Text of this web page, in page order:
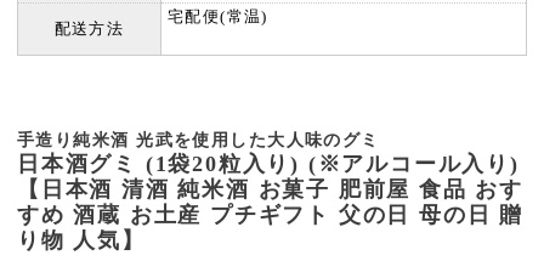
配送方法
宅配便(常温)
手造り純米酒 光武を使用した大人味のグミ
日本酒グミ (1袋20粒入り) (※アルコール入り)
【日本酒 清酒 純米酒 お菓子 肥前屋 食品 おす
すめ 酒蔵 お土産 プチギフト 父の日 母の日 贈
り物 人気】